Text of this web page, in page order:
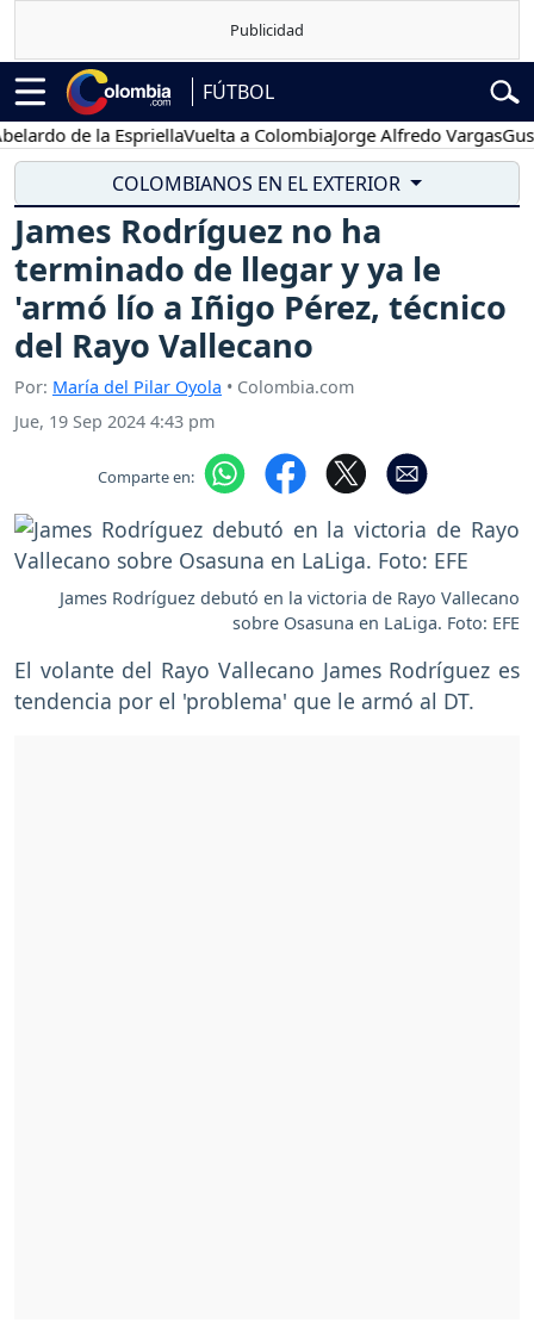
FÚTBOL
de la EspriellaVuelta a ColombiaJorge Alfredo VargasGustavo
COLOMBIANOS EN EL EXTERIOR
James Rodríguez no ha
terminado de llegar y ya le
'armó lío a Iñigo Pérez, técnico
del Rayo Vallecano
Por: María del Pilar Oyola • Colombia.com
Jue, 19 Sep 2024 4:43 pm
Comparte en:
James Rodríguez debutó en la victoria de Rayo Vallecano
sobre Osasuna en LaLiga. Foto: EFE
El volante del Rayo Vallecano James Rodríguez es
tendencia por el 'problema' que le armó al DT.